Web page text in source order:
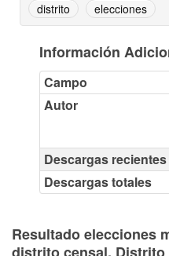
distrito elecciones
Información
Campo
Autor
Descargas recientes
Descargas totales
Resultado elecciones